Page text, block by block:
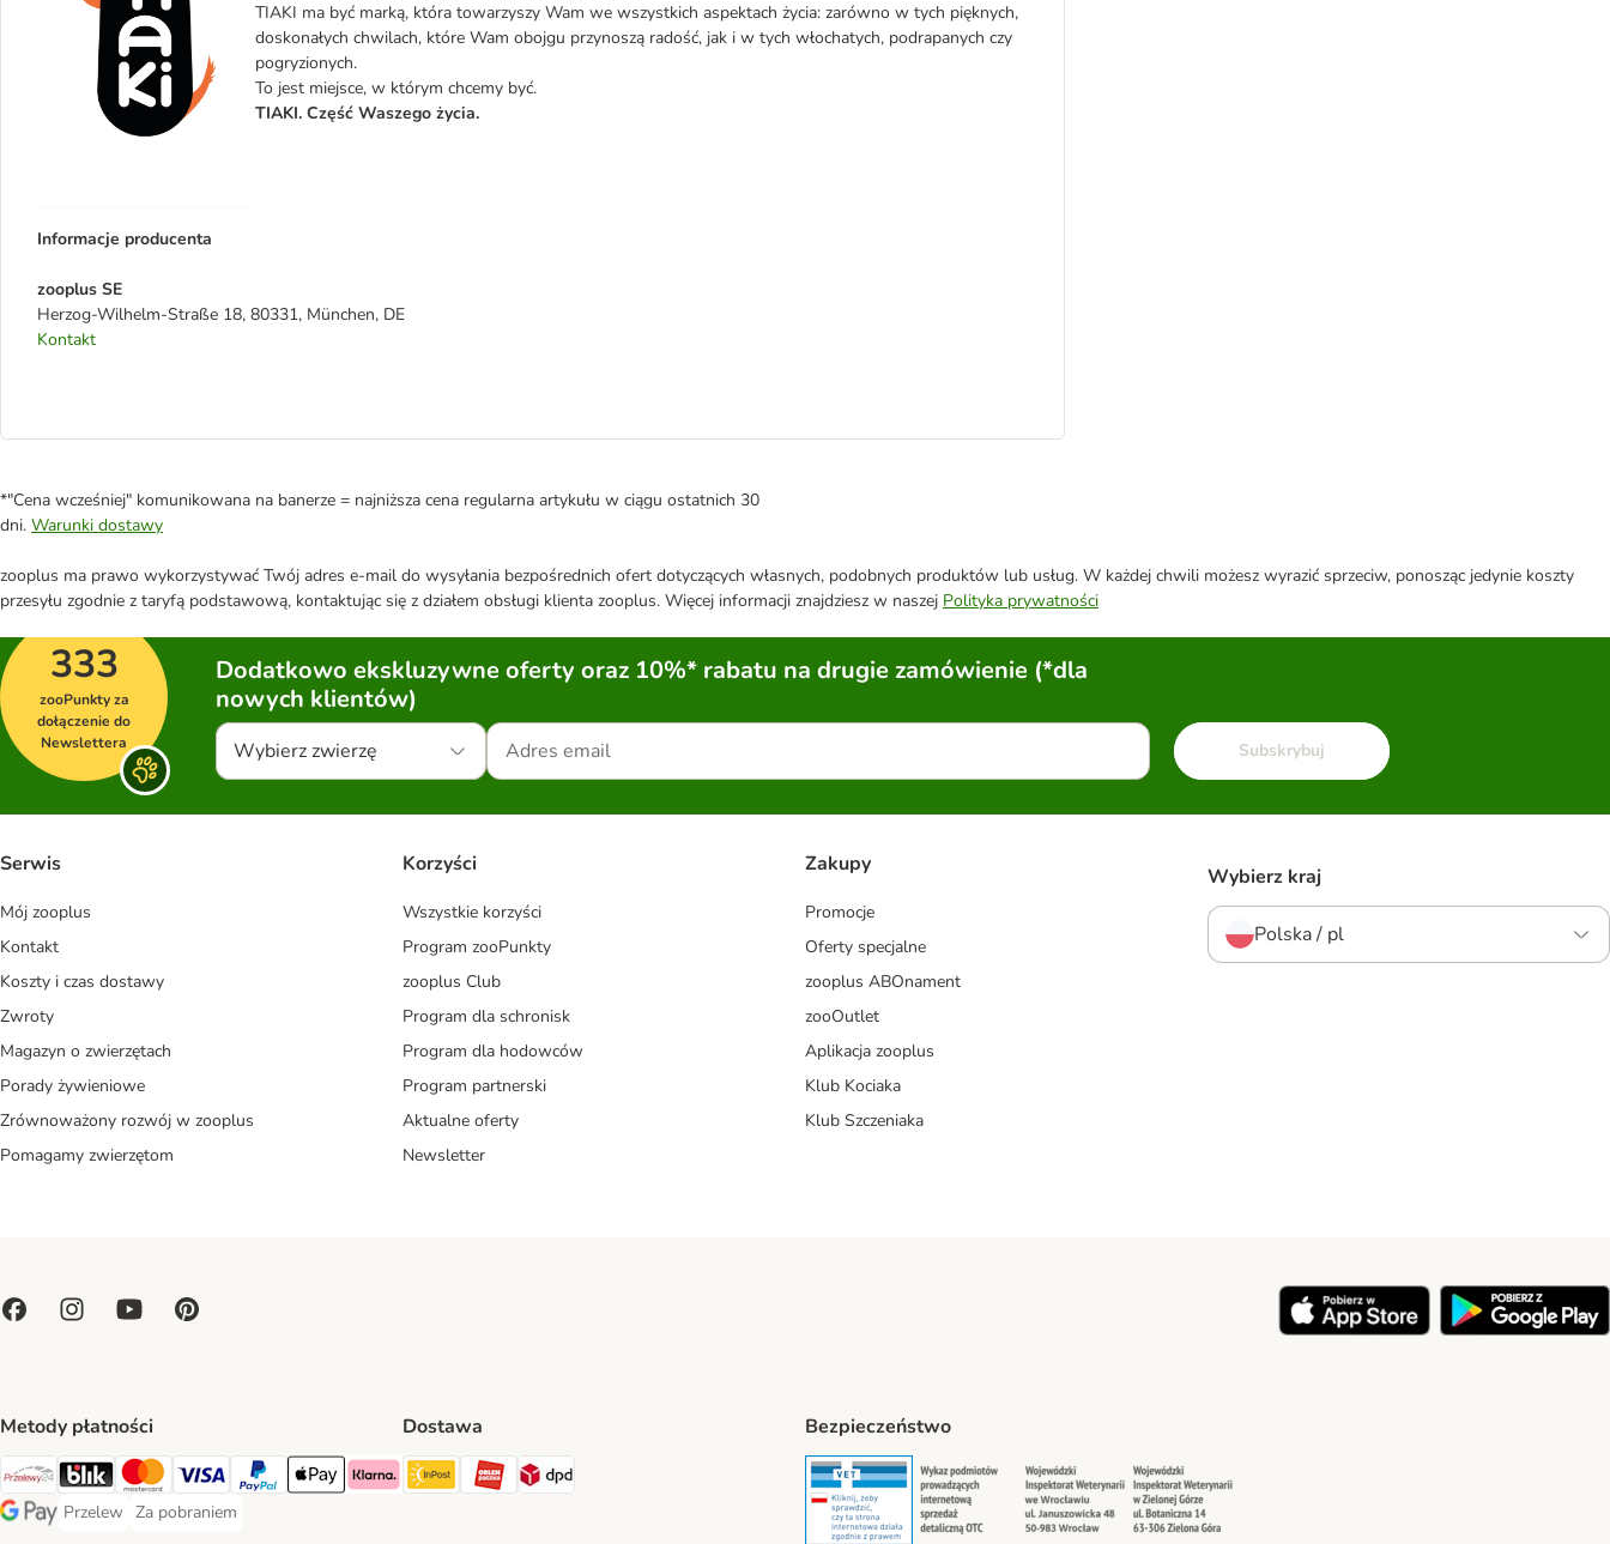
TIAKI ma być marką, która towarzyszy Wam we wszystkich aspektach życia: zarówno w tych pięknych,
doskonałych chwilach, które Wam obojgu przynoszą radość, jak i w tych włochatych, podrapanych czy
pogryzionych.
To jest miejsce, w którym chcemy być.
TIAKI. Część Waszego życia.
Informacje producenta
zooplus SE
Herzog-Wilhelm-Straße 18, 80331, München, DE
Kontakt
*"Cena wcześniej" komunikowana na banerze = najniższa cena regularna artykułu w ciągu ostatnich 30
dni. Warunki dostawy
zooplus ma prawo wykorzystywać Twój adres e-mail do wysyłania bezpośrednich ofert dotyczących własnych, podobnych produktów lub usług. W każdej chwili możesz wyrazić sprzeciw, ponosząc jedynie koszty
przesyłu zgodnie z taryfą podstawową, kontaktując się z działem obsługi klienta zooplus. Więcej informacji znajdziesz w naszej Polityka prywatności
333
zooPunkty za
dołączenie do
Newslettera
Dodatkowo ekskluzywne oferty oraz 10%* rabatu na drugie zamówienie (*dla
nowych klientów)
Wybierz zwierzę Subskrybuj
Serwis
Mój zooplus
Kontakt
Koszty i czas dostawy
Zwroty
Magazyn o zwierzętach
Porady żywieniowe
Zrównoważony rozwój w zooplus
Pomagamy zwierzętom
Korzyści
Wszystkie korzyści
Program zooPunkty
zooplus Club
Program dla schronisk
Program dla hodowców
Program partnerski
Aktualne oferty
Newsletter
Zakupy
Promocje
Oferty specjalne
zooplus ABOnament
zooOutlet
Aplikacja zooplus
Klub Kociaka
Klub Szczeniaka
Wybierz kraj
Polska / pl
Metody płatności
Przelewy24 Payment Method
Blik Payment Method
MasterCard Payment Method
Visa Payment Method
PayPal Payment Method
Apple Pay Payment Method
Klarna Payment Method
Google Pay Payment Method
Przelew
Przelew Payment Method
Za pobraniem
Za pobraniem Payment Method
Dostawa
Paczkomat® Shipping Method
ORLEN Paczka Shipping Method
Bezpieczeństwo
Security Security Security